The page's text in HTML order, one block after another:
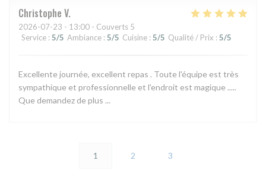
Christophe V
2026-07-23 - 13:00 - Couverts 5
Service : 5/5 Ambiance : 5/5 Cuisine : 5/5 Qualité / Prix : 5/5
Excellente journée, excellent repas . Toute l'équipe est très
sympathique et professionnelle et l'endroit est magique .....
Que demandez de plus ...
1 2 3